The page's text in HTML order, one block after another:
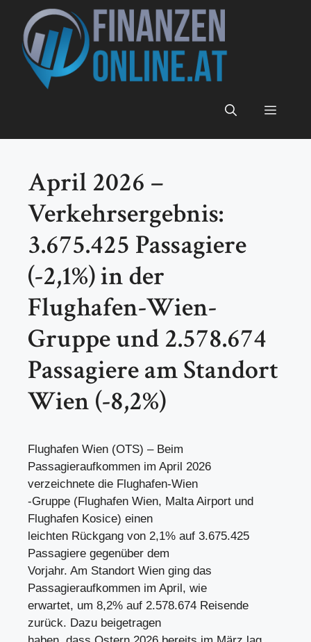
Inhalt
springen
Menü
April 2026 –
Verkehrsergebnis:
3.675.425 Passagiere
(-2,1%) in der
Flughafen-Wien-
Gruppe und 2.578.674
Passagiere am Standort
Wien (-8,2%)
Flughafen Wien (OTS) – Beim
Passagieraufkommen im April 2026
verzeichnete die Flughafen-Wien
-Gruppe (Flughafen Wien, Malta Airport und
Flughafen Kosice) einen
leichten Rückgang von 2,1% auf 3.675.425
Passagiere gegenüber dem
Vorjahr. Am Standort Wien ging das
Passagieraufkommen im April, wie
erwartet, um 8,2% auf 2.578.674 Reisende
zurück. Dazu beigetragen